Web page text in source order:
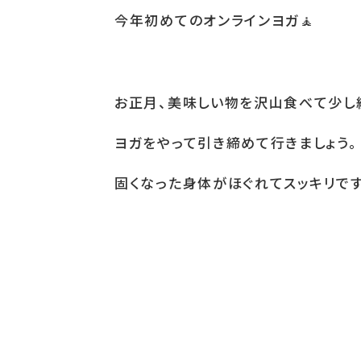
今年初めてのオンラインヨガ 🧘
お正月、美味しい物を沢山食べて少し
ヨガをやって引き締めて行きましょう。
固くなった身体がほぐれてスッキリで